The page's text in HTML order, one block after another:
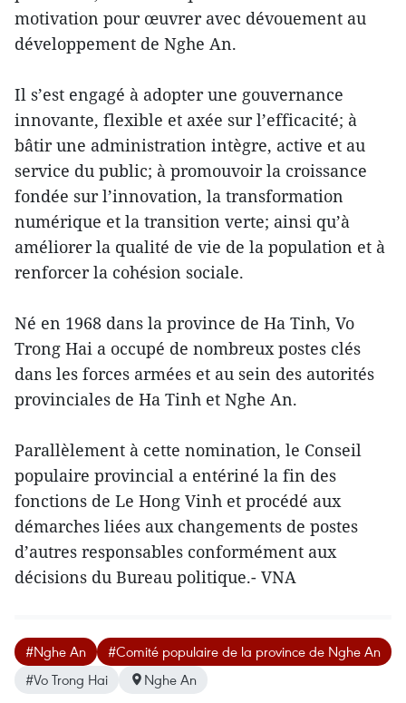
motivation pour œuvrer avec dévouement au
développement de Nghe An.
Il s’est engagé à adopter une gouvernance
innovante, flexible et axée sur l’efficacité; à
bâtir une administration intègre, active et au
service du public; à promouvoir la croissance
fondée sur l’innovation, la transformation
numérique et la transition verte; ainsi qu’à
améliorer la qualité de vie de la population et à
renforcer la cohésion sociale.
Né en 1968 dans la province de Ha Tinh, Vo
Trong Hai a occupé de nombreux postes clés
dans les forces armées et au sein des autorités
provinciales de Ha Tinh et Nghe An.
Parallèlement à cette nomination, le Conseil
populaire provincial a entériné la fin des
fonctions de Le Hong Vinh et procédé aux
démarches liées aux changements de postes
d’autres responsables conformément aux
décisions du Bureau politique.- VNA
#Nghe An
#Comité populaire de la province de Nghe An
#Vo Trong Hai
Nghe An